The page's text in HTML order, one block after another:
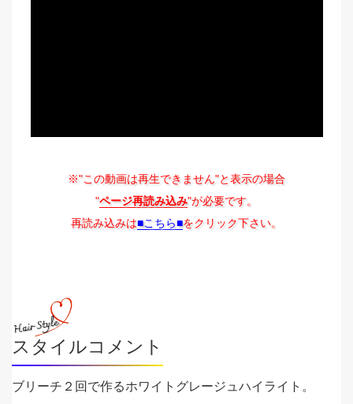
※"この動画は再生できません"と表示の場合
"ページ再読み込み"が必要です。
再読み込みは■こちら■をクリック下さい。
スタイルコメント
ブリーチ２回で作るホワイトグレージュハイライト。